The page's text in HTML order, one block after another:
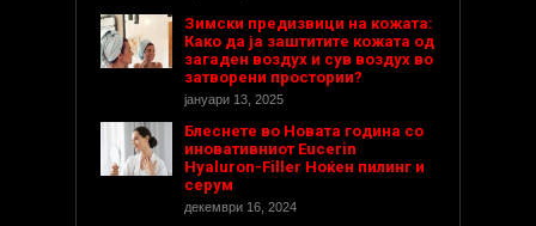
Зимски предизвици на кожата:
Како да ја заштитите кожата од
загаден воздух и сув воздух во
затворени простории?
јануари 13, 2025
Блеснете во Новата година со
иновативниот Eucerin
Hyaluron-Filler Ноќен пилинг и
серум
декември 16, 2024